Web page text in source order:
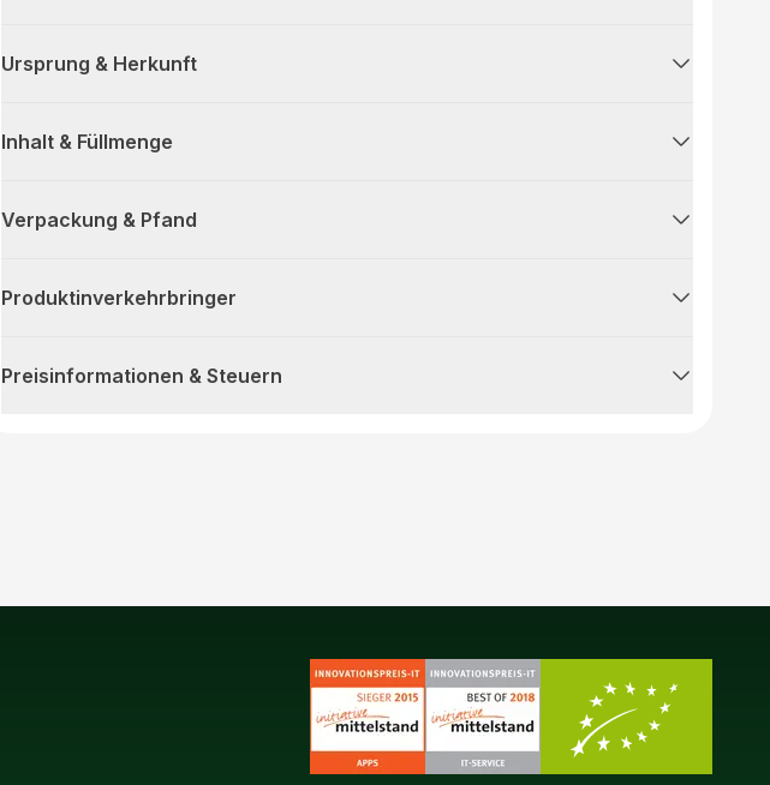
Ursprung & Herkunft
Inhalt & Füllmenge
Verpackung & Pfand
Produktinverkehrbringer
Preisinformationen & Steuern